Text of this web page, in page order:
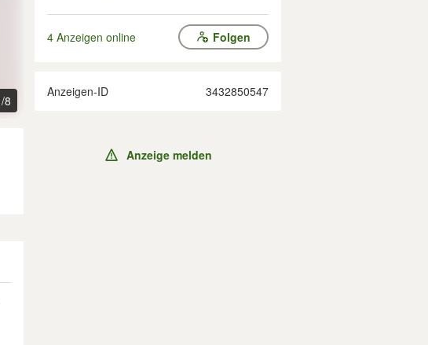
/8
4 Anzeigen online Folgen
Anzeigen-ID 3432850547
Anzeige melden